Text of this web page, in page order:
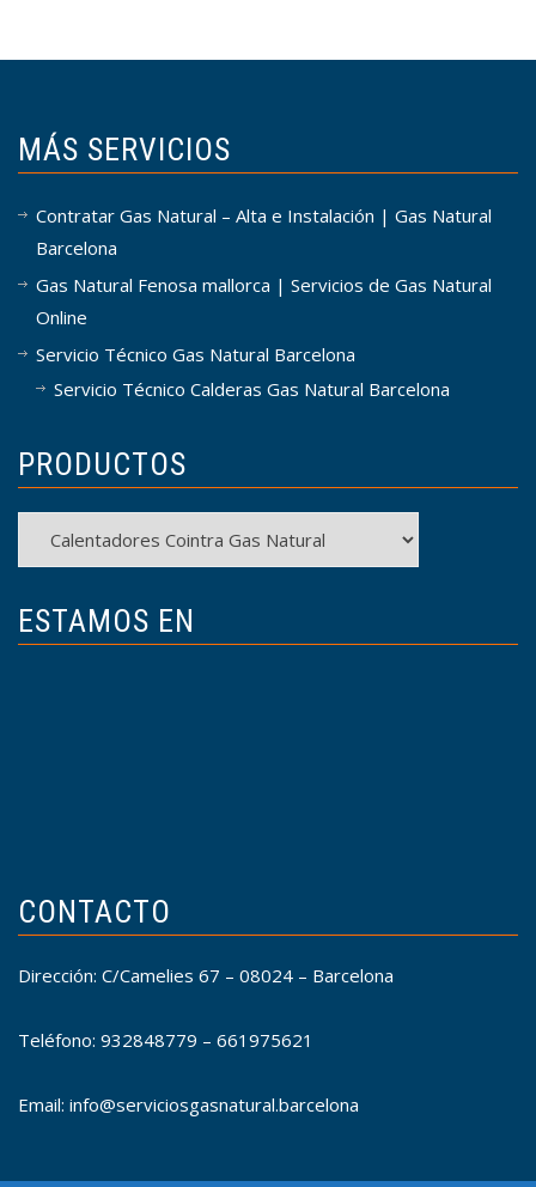
MÁS SERVICIOS
Contratar Gas Natural – Alta e Instalación | Gas Natural
Barcelona
Gas Natural Fenosa mallorca | Servicios de Gas Natural
Online
Servicio Técnico Gas Natural Barcelona
Servicio Técnico Calderas Gas Natural Barcelona
PRODUCTOS
ESTAMOS EN
CONTACTO
Dirección: C/Camelies 67 – 08024 – Barcelona
Teléfono: 932848779 – 661975621
Email: info@serviciosgasnatural.barcelona